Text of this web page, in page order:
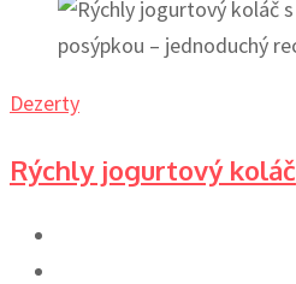
Dezerty
Rýchly jogurtový koláč